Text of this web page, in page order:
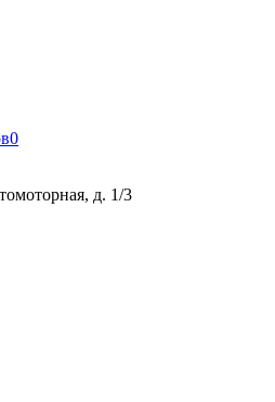
0
д. 1/3